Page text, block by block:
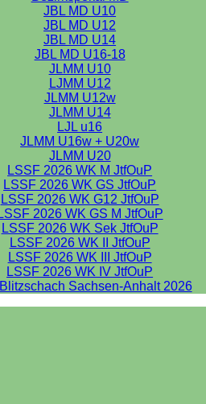
JBL MD U10
JBL MD U12
JBL MD U14
JBL MD U16-18
JLMM U10
LJMM U12
JLMM U12w
JLMM U14
LJL u16
JLMM U16w + U20w
JLMM U20
LSSF 2026 WK M JtfOuP
LSSF 2026 WK GS JtfOuP
LSSF 2026 WK G12 JtfOuP
LSSF 2026 WK GS M JtfOuP
LSSF 2026 WK Sek JtfOuP
LSSF 2026 WK II JtfOuP
LSSF 2026 WK III JtfOuP
LSSF 2026 WK IV JtfOuP
Sachsen-Anhalt 2026